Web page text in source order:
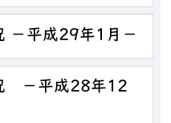
－平成29年1月－
－平成28年12